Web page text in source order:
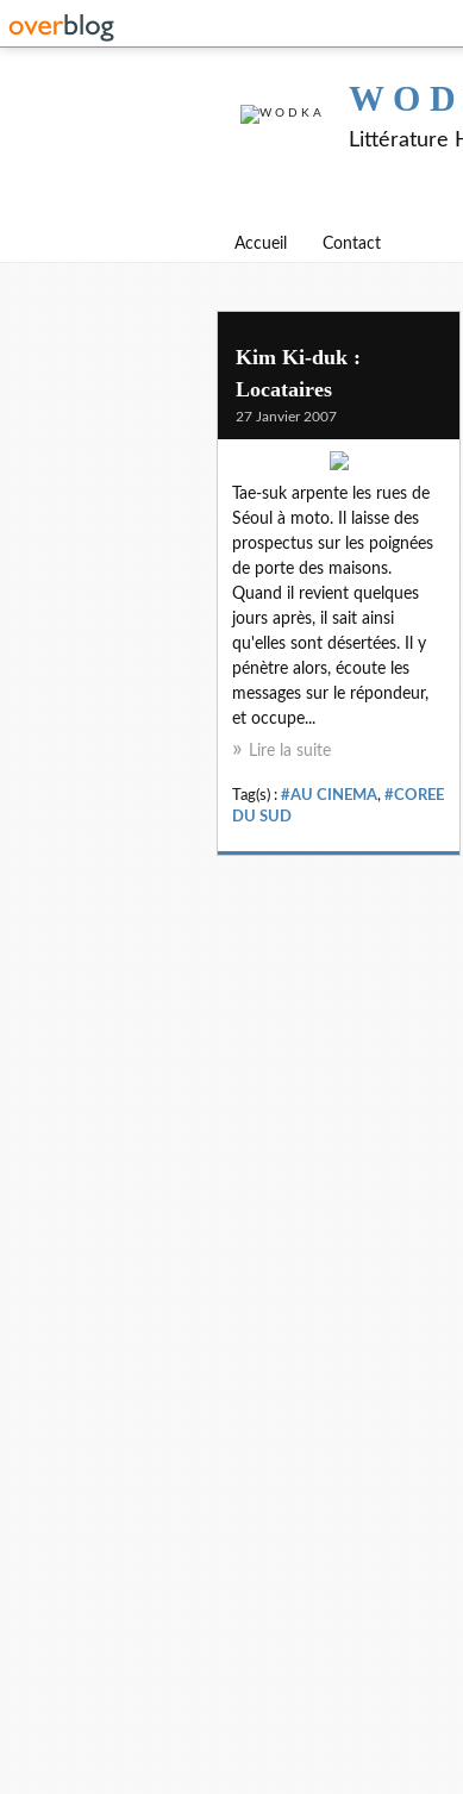
W O
Littérature
Accueil Contact
coree du sud
Kim Ki-duk :
Locataires
27 Janvier 2007
Tae-suk arpente les rues de
Séoul à moto. Il laisse des
prospectus sur les poignées
de porte des maisons.
Quand il revient quelques
jours après, il sait ainsi
qu'elles sont désertées. Il y
pénètre alors, écoute les
messages sur le répondeur,
et occupe...
Lire la suite
Tag(s) : #AU CINEMA, #COREE
DU SUD